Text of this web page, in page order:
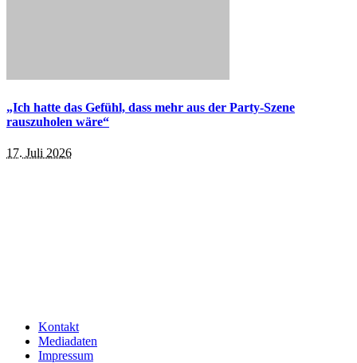
„Ich hatte das Gefühl, dass mehr aus der Party-Szene
rauszuholen wäre“
17. Juli 2026
Kontakt
Mediadaten
Impressum